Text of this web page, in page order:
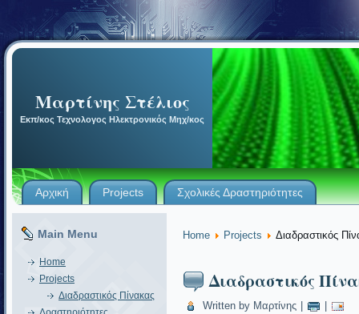
Μαρτίνης Στέλιος
Εκπ/κος Τεχνολογος Ηλεκτρονικός Μηχ/κος
Αρχική Projects Σχολικές Δραστηριότητες
Main Menu
Home
Projects
Διαδραστικός Πίνακας
Home Projects Διαδραστικός
Διαδραστικός
Written by Μαρτίνης